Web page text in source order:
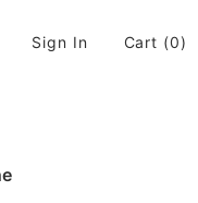
Sign In Cart (0)